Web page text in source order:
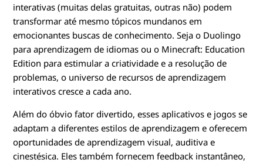
interativas (muitas delas gratuitas, outras não) podem
transformar até mesmo tópicos mundanos em
emocionantes buscas de conhecimento. Seja o Duolingo
para aprendizagem de idiomas ou o Minecraft: Education
Edition para estimular a criatividade e a resolução de
problemas, o universo de recursos de aprendizagem
interativos cresce a cada ano.
Além do óbvio fator divertido, esses aplicativos e jogos se
adaptam a diferentes estilos de aprendizagem e oferecem
oportunidades de aprendizagem visual, auditiva e
cinestésica. Eles também fornecem feedback instantâneo,